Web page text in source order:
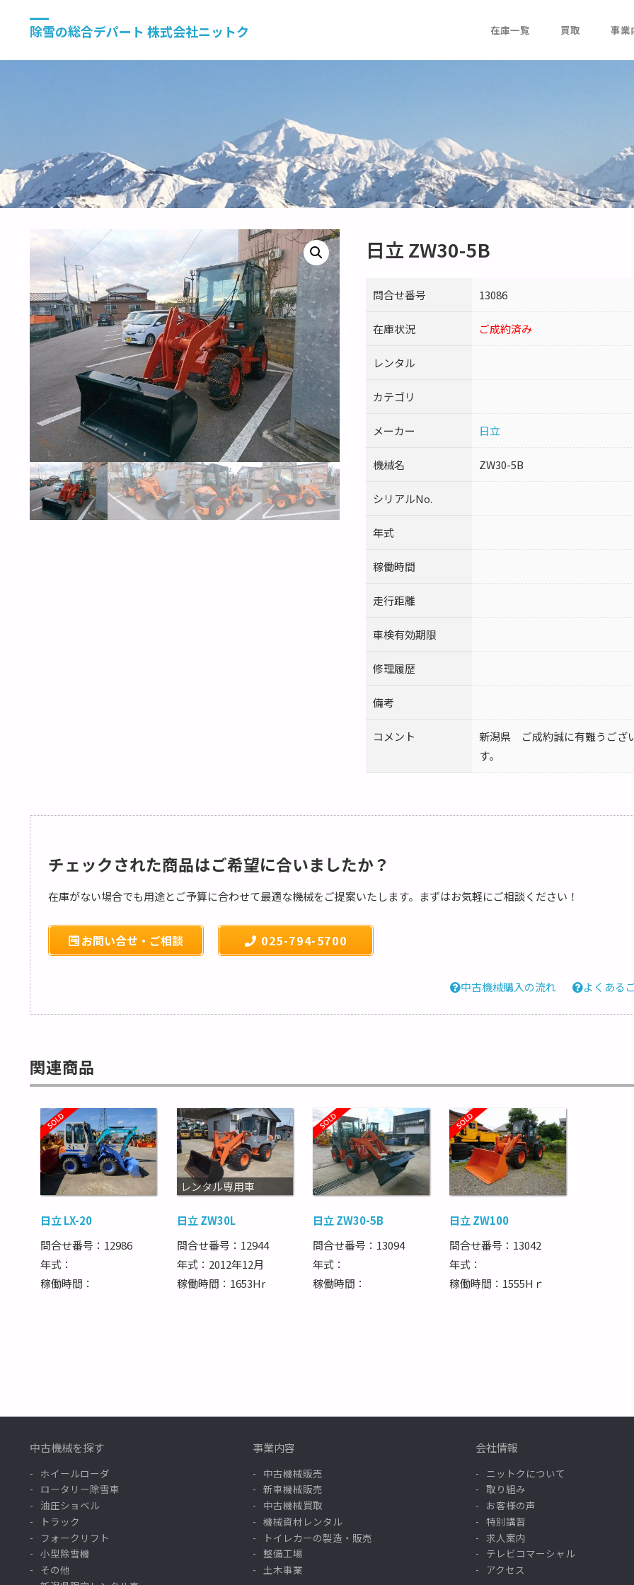
除雪の総合デパート 株式会社ニットク 在庫一覧 買取 事業
日立 ZW30-5B
問合せ番号 13086
在庫状況 ご成約済み
レンタル
カテゴリ
メーカー 日立
機械名 ZW30-5B
シリアルNo.
年式
稼働時間
走行距離
車検有効期限
修理履歴
備考
コメント
新潟県 ご成約誠に有難うござ
す。
チェックされた商品はご希望に合いましたか？
在庫がない場合でも用途とご予算に合わせて最適な機械をご提案いたします。まずはお気軽にご相談ください！
お問い合せ・ご相談 025-794-5700
中古機械購入の流れ よくある
関連商品
日立 LX-20
問合せ番号：12986
年式：
稼働時間：
レンタル専用車
日立 ZW30L
問合せ番号：12944
年式：2012年12月
稼働時間：1653Hr
日立 ZW30-5B
問合せ番号：13094
年式：
稼働時間：
日立 ZW100
問合せ番号：13042
年式：
稼働時間：1555Hｒ
中古機械を探す
ホイールローダ
ロータリー除雪車
油圧ショベル
トラック
フォークリフト
小型除雪機
その他
事業内容
中古機械販売
新車機械販売
中古機械買取
機械資材レンタル
トイレカーの製造・販売
整備工場
土木事業
会社情報
ニットクについて
取り組み
お客様の声
特別講習
求人案内
テレビコマーシャル
アクセス